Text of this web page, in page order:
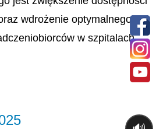
wdrożenie optymalnego
w szpitalach.